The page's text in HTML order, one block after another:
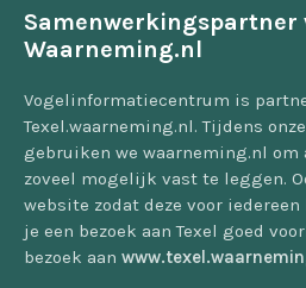
Samenwerkingspartner
Waarneming.nl
Vogelinformatiecentrum is
Texel.waarneming.nl. Tijdens
gebruiken we waarneming.nl om
zoveel mogelijk vast te leggen.
website zodat deze voor
je een bezoek aan Texel goed
bezoek aan